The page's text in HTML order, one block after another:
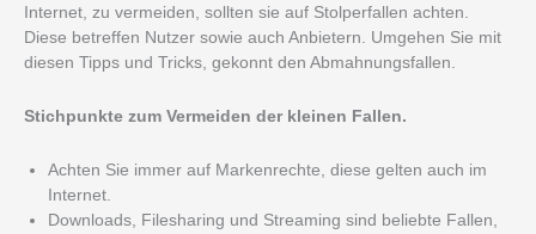
Internet, zu vermeiden, sollten sie auf Stolperfallen achten.
Diese betreffen Nutzer sowie auch Anbietern. Umgehen Sie mit
diesen Tipps und Tricks, gekonnt den Abmahnungsfallen.
Stichpunkte zum Vermeiden der kleinen Fallen.
Achten Sie immer auf Markenrechte, diese gelten auch im
Internet.
Downloads, Filesharing und Streaming sind beliebte Fallen,